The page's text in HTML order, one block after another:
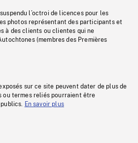
l’octroi de licences pour les
photos représentant des participants et
à des clients ou clientes qui ne
(membres des Premières
sur ce site peuvent dater de plus de
ou termes reliés pourraient être
En savoir plus